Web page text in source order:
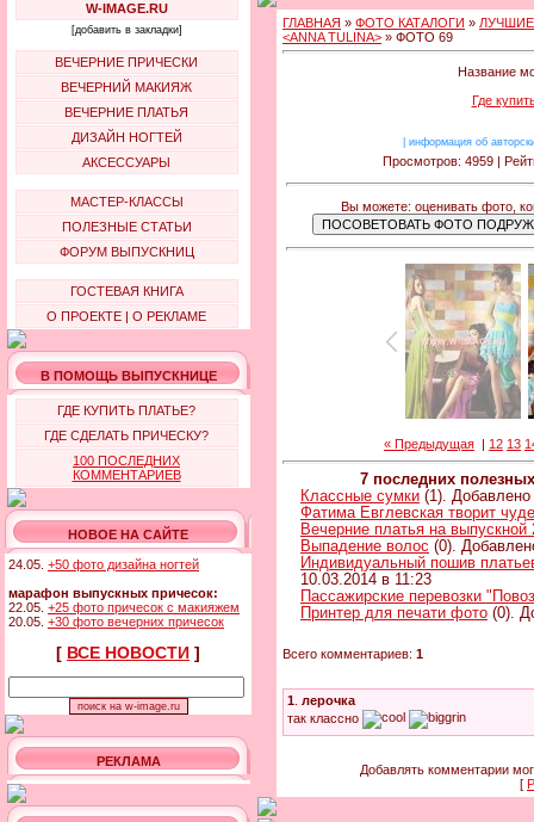
W-IMAGE.RU
[добавить в закладки]
ВЕЧЕРНИЕ ПРИЧЕСКИ
ВЕЧЕРНИЙ МАКИЯЖ
ВЕЧЕРНИЕ ПЛАТЬЯ
ДИЗАЙН НОГТЕЙ
АКСЕССУАРЫ
МАСТЕР-КЛАССЫ
ПОЛЕЗНЫЕ СТАТЬИ
ФОРУМ ВЫПУСКНИЦ
ГОСТЕВАЯ КНИГА
О ПРОЕКТЕ | О РЕКЛАМЕ
В ПОМОЩЬ ВЫПУСКНИЦЕ
ГДЕ КУПИТЬ ПЛАТЬЕ?
ГДЕ СДЕЛАТЬ ПРИЧЕСКУ?
100 ПОСЛЕДНИХ
КОММЕНТАРИЕВ
НОВОЕ НА САЙТЕ
24.05. +50 фото дизайна ногтей
марафон выпускных причесок:
22.05. +25 фото причесок с макияжем
20.05. +30 фото вечерних причесок
[ ВСЕ НОВОСТИ ]
РЕКЛАМА
ГЛАВНАЯ » ФОТО КАТАЛОГИ »
<ANNA TULINA> » ФОТО 69
Название
Где
информация об
Просмотров: 4959 |
Вы можете: оценивать фото,
« Предыдущая | 12 13
7 последних
Классные сумки (1).
Фатима Евглевская творит
Вечерние платья на выпускной
Выпадение волос (0).
Индивидуальный пошив
10.03.2014 в 11:23
Пассажирские перевозки
Принтер для печати фото (0).
Всего комментариев: 1
1 лерочка
так классно
Добавлять комментарии
[